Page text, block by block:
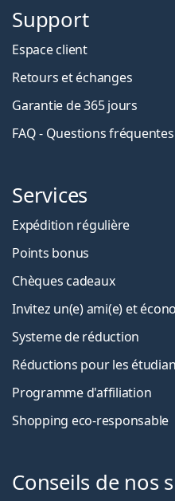
Support
Espace client
Retours et échanges
Garantie de 365 jours
FAQ - Questions fréquentes
Services
Expédition régulière
Points bonus
Chèques cadeaux
Invitez un(e) ami(e) et
Systeme de réduction
Réductions pour les
Programme d'affiliation
Shopping eco-responsable
Conseils de nos